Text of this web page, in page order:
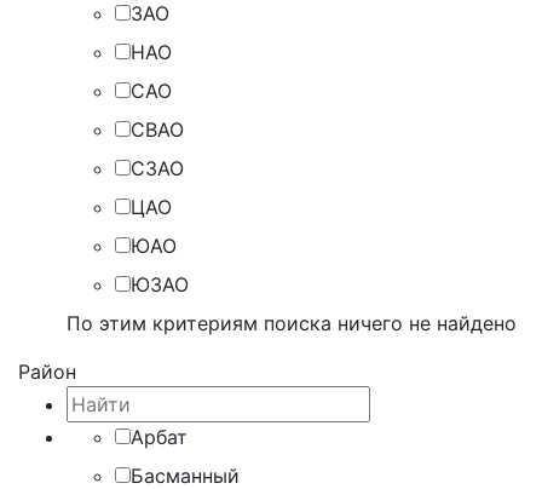
ЗАО
НАО
САО
СВАО
СЗАО
ЦАО
ЮАО
ЮЗАО
По этим критериям поиска ничего не найдено
Район
Арбат
Басманный